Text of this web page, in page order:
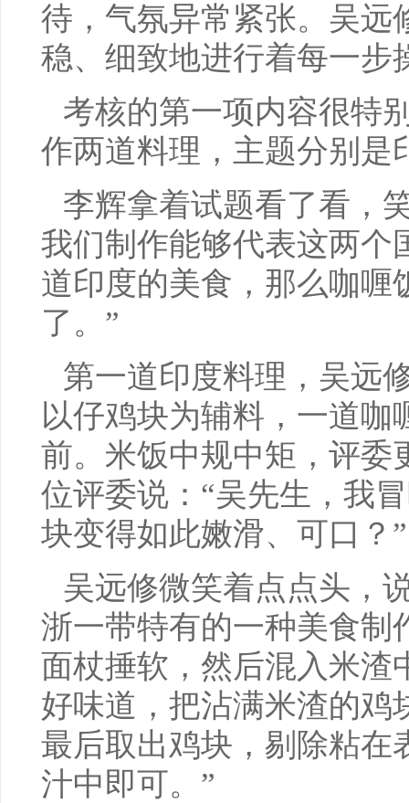
待，气氛异常紧张。吴远
稳、细致地进行着每一步
考核的第一项内容很特
作两道料理，主题分别是
李辉拿着试题看了看，
我们制作能够代表这两个
道印度的美食，那么咖喱
了。”
第一道印度料理，吴远
以仔鸡块为辅料，一道咖
前。米饭中规中矩，评委
位评委说：“吴先生，我
块变得如此嫩滑、可口？”
吴远修微笑着点点头，
浙一带特有的一种美食制
面杖捶软，然后混入米渣
好味道，把沾满米渣的鸡
最后取出鸡块，剔除粘在
汁中即可。”